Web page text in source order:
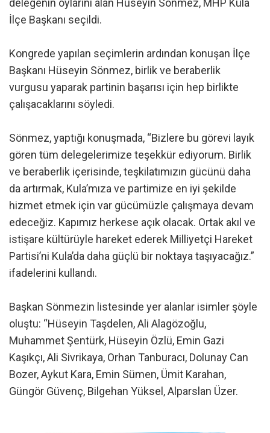
delegenin oylarını alan Hüseyin Sönmez, MHP Kula
İlçe Başkanı seçildi.
Kongrede yapılan seçimlerin ardından konuşan İlçe
Başkanı Hüseyin Sönmez, birlik ve beraberlik
vurgusu yaparak partinin başarısı için hep birlikte
çalışacaklarını söyledi.
Sönmez, yaptığı konuşmada, “Bizlere bu görevi layık
gören tüm delegelerimize teşekkür ediyorum. Birlik
ve beraberlik içerisinde, teşkilatımızın gücünü daha
da artırmak, Kula’mıza ve partimize en iyi şekilde
hizmet etmek için var gücümüzle çalışmaya devam
edeceğiz. Kapımız herkese açık olacak. Ortak akıl ve
istişare kültürüyle hareket ederek Milliyetçi Hareket
Partisi’ni Kula’da daha güçlü bir noktaya taşıyacağız.”
ifadelerini kullandı.
Başkan Sönmezin listesinde yer alanlar isimler şöyle
oluştu: “Hüseyin Taşdelen, Ali Alagözoğlu,
Muhammet Şentürk, Hüseyin Özlü, Emin Gazi
Kaşıkçı, Ali Sivrikaya, Orhan Tanburacı, Dolunay Can
Bozer, Aykut Kara, Emin Sümen, Ümit Karahan,
Güngör Güvenç, Bilgehan Yüksel, Alparslan Üzer.